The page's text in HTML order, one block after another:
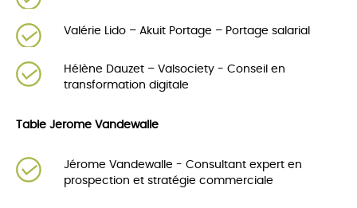
Valérie Lido – Akuit Portage – Portage salarial
Hélène Dauzet – Valsociety - Conseil en
transformation digitale
Table Jerome Vandewalle
Jérome Vandewalle - Consultant expert en
prospection et stratégie commerciale